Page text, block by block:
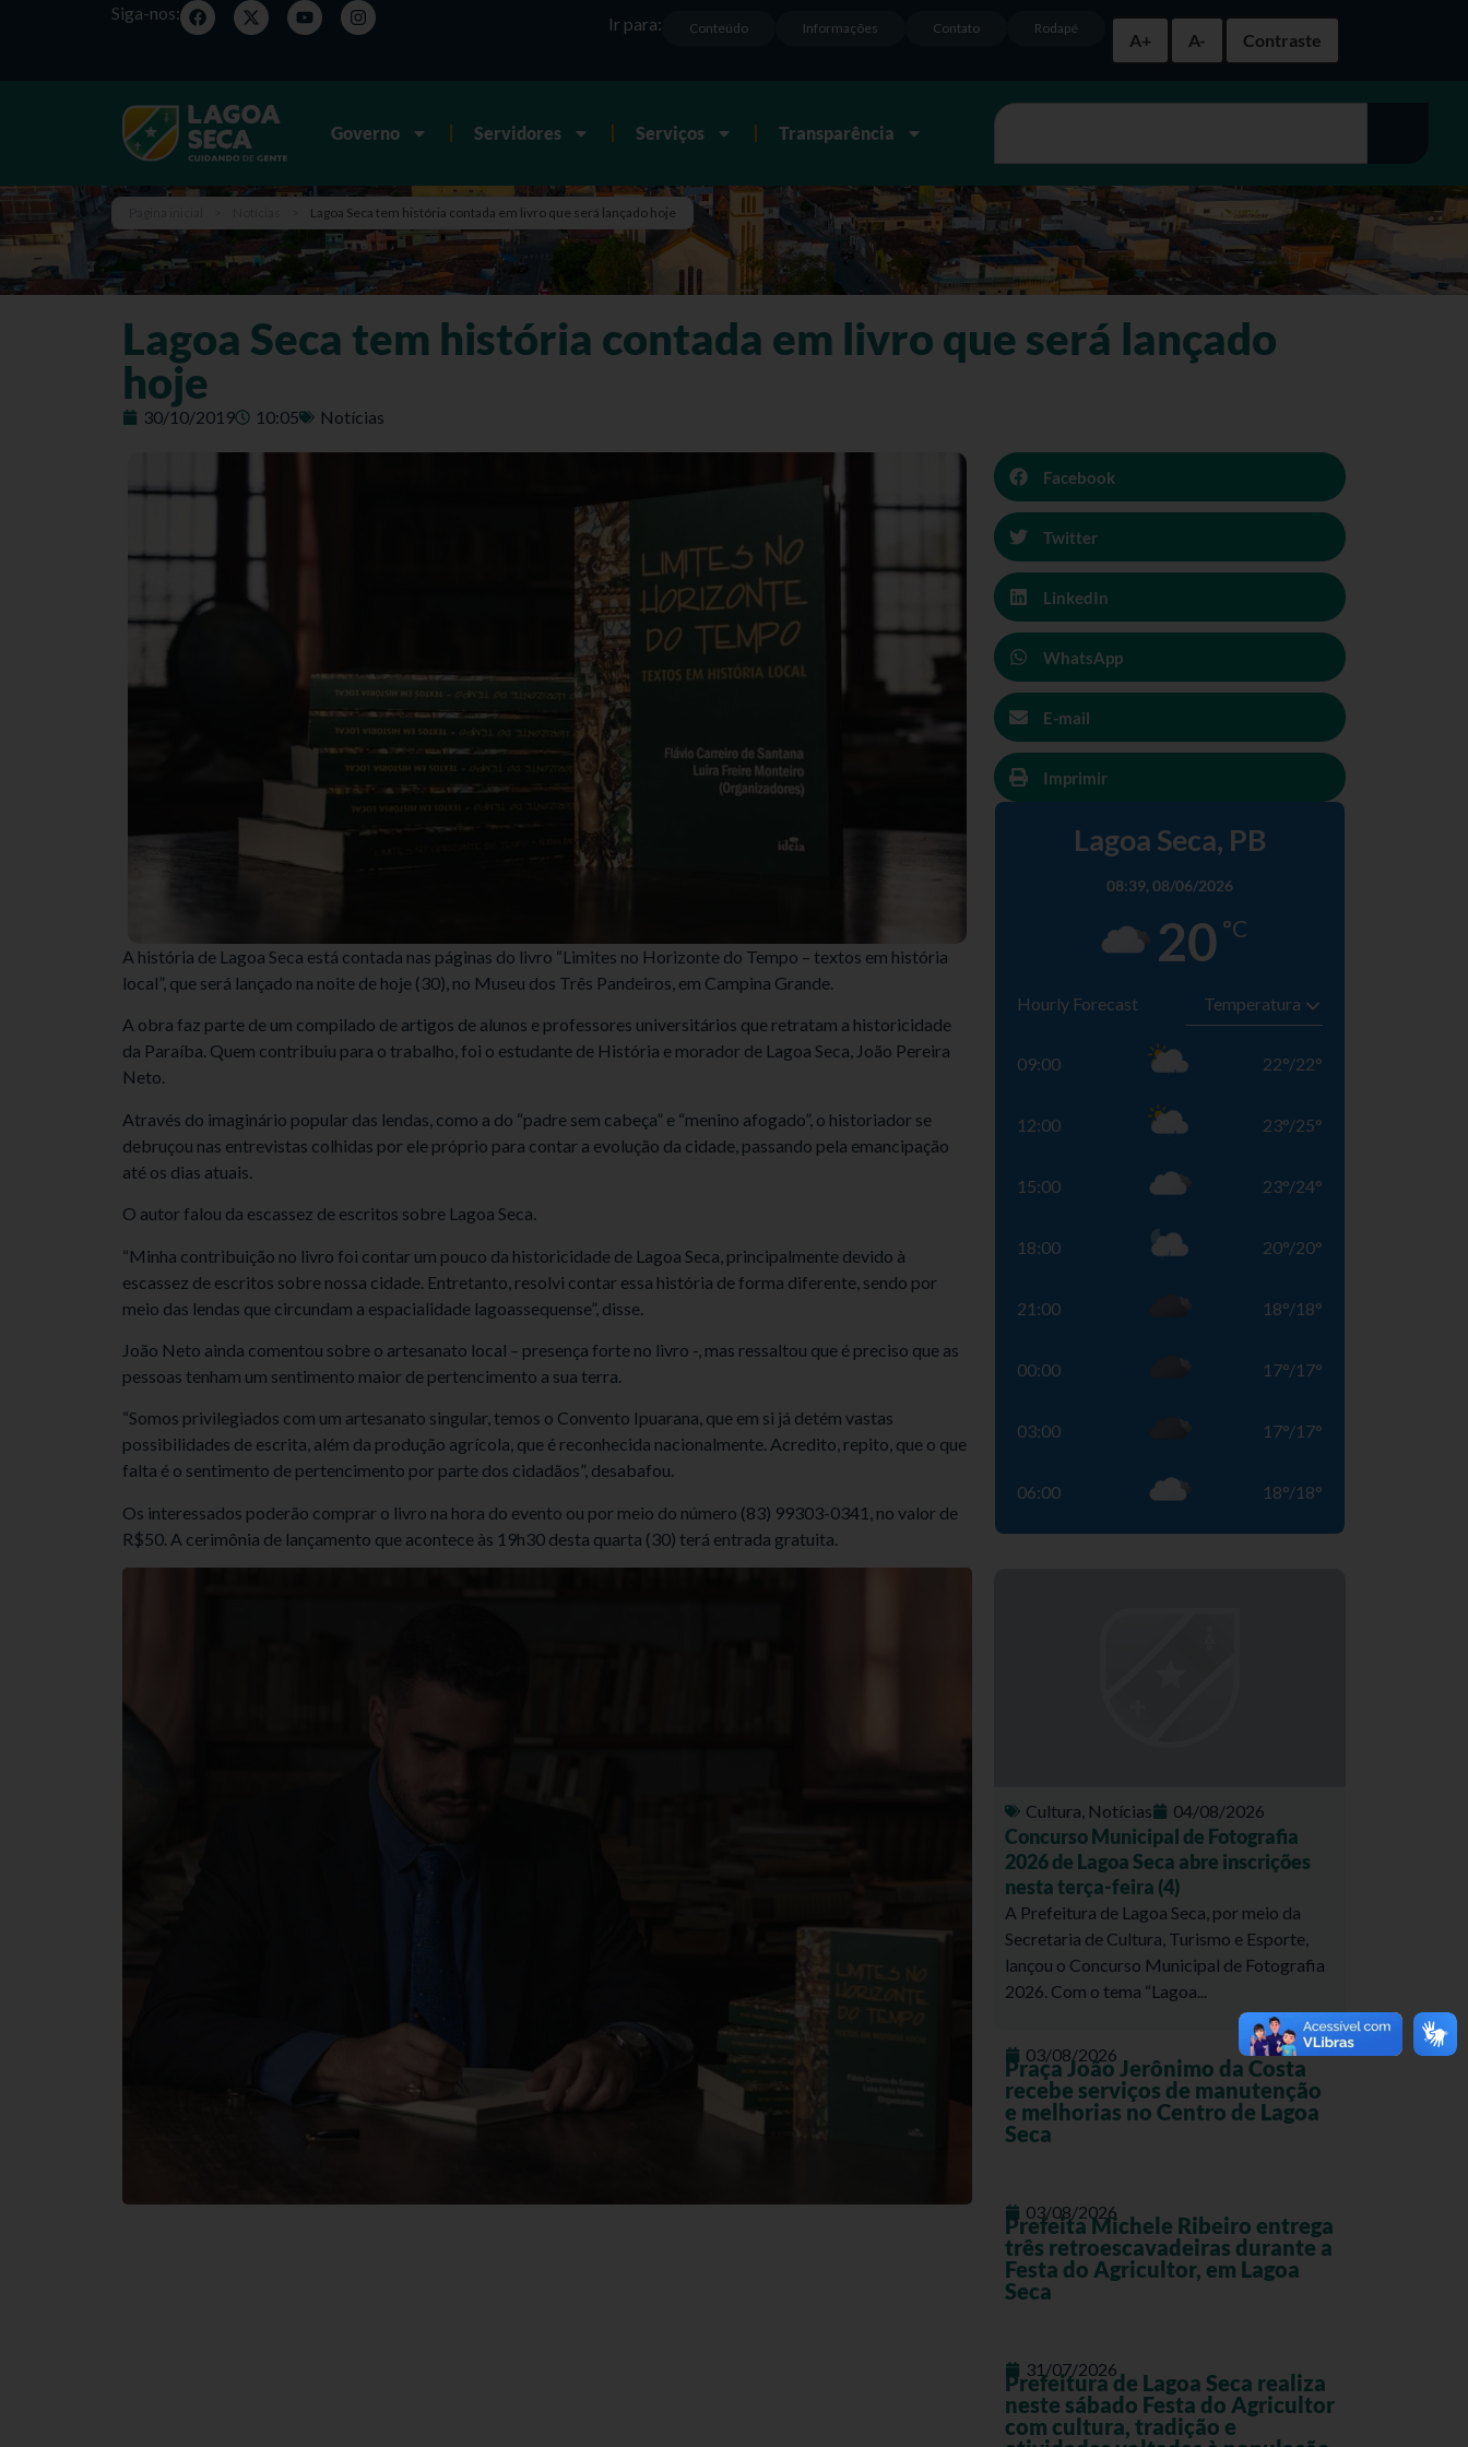
Siga-nos:
A+
A- Contraste
Rodapé
Contato
Informações
Conteúdo
Ir para:
Governo Servidores Serviços Transparência
Lagoa Seca tem história contada em livro que será lançado hoje
Lagoa Seca tem história contada em livro que será lançado
hoje
30/10/2019 10:05 Notícias
A história de Lagoa Seca está contada nas páginas do livro “Limites no Horizonte do Tempo – textos em história
local”, que será lançado na noite de hoje (30), no Museu dos Três Pandeiros, em Campina Grande.
A obra faz parte de um compilado de artigos de alunos e professores universitários que retratam a historicidade
da Paraíba. Quem contribuiu para o trabalho, foi o estudante de História e morador de Lagoa Seca, João Pereira
Neto.
Através do imaginário popular das lendas, como a do “padre sem cabeça” e “menino afogado”, o historiador se
debruçou nas entrevistas colhidas por ele próprio para contar a evolução da cidade, passando pela emancipação
até os dias atuais.
O autor falou da escassez de escritos sobre Lagoa Seca.
“Minha contribuição no livro foi contar um pouco da historicidade de Lagoa Seca, principalmente devido à
escassez de escritos sobre nossa cidade. Entretanto, resolvi contar essa história de forma diferente, sendo por
meio das lendas que circundam a espacialidade lagoassequense”, disse.
João Neto ainda comentou sobre o artesanato local – presença forte no livro -, mas ressaltou que é preciso que as
pessoas tenham um sentimento maior de pertencimento a sua terra.
“Somos privilegiados com um artesanato singular, temos o Convento Ipuarana, que em si já detém vastas
possibilidades de escrita, além da produção agrícola, que é reconhecida nacionalmente. Acredito, repito, que o que
falta é o sentimento de pertencimento por parte dos cidadãos”, desabafou.
Os interessados poderão comprar o livro na hora do evento ou por meio do número (83) 99303-0341, no valor de
R$50. A cerimônia de lançamento que acontece às 19h30 desta quarta (30) terá entrada gratuita.
Facebook
Twitter
LinkedIn
WhatsApp
E-mail
Imprimir
Lagoa Seca, PB
08:39, 08/06/2026
20 °C
Hourly Forecast
09:00 22°/22°
12:00 23°/25°
15:00 23°/24°
18:00 20°/20°
21:00 18°/18°
00:00 17°/17°
03:00 17°/17°
06:00 18°/18°
Cultura, Notícias 04/08/2026
Concurso Municipal de Fotografia
2026 de Lagoa Seca abre inscrições
nesta terça-feira (4)
A Prefeitura de Lagoa Seca, por meio da
Secretaria de Cultura, Turismo e Esporte,
lançou o Concurso Municipal de Fotografia
2026. Com o tema “Lagoa...
03/08/2026
Praça João Jerônimo da Costa
recebe serviços de manutenção
e melhorias no Centro de Lagoa
Seca
03/08/2026
Prefeita Michele Ribeiro entrega
três retroescavadeiras durante a
Festa do Agricultor, em Lagoa
Seca
31/07/2026
Prefeitura de Lagoa Seca realiza
neste sábado Festa do Agricultor
com cultura, tradição e